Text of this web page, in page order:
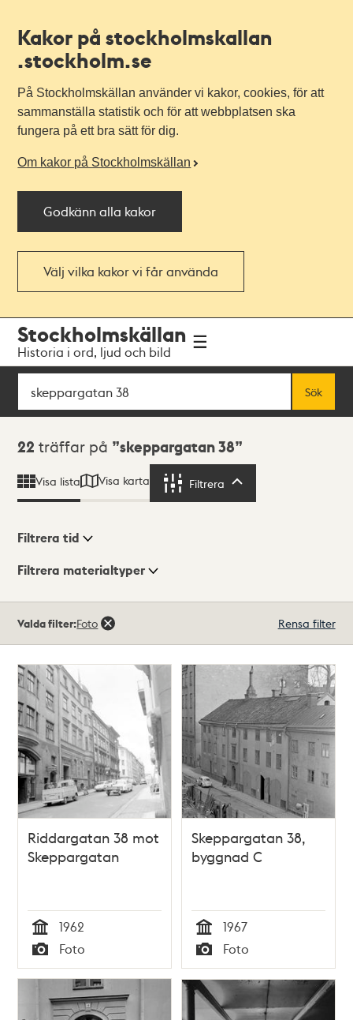
Kakor på stockholmskallan
.stockholm.se
På Stockholmskällan använder vi kakor, cookies, för att
sammanställa statistik och för att webbplatsen ska
fungera på ett bra sätt för dig.
Om kakor på Stockholmskällan
Godkänn alla kakor
Välj vilka kakor vi får använda
navigationen
huvudinnehållet
Stockholmskällan
Historia i ord, ljud och bild
Sök
Sök
Sökresultat
22 träffar på skeppargatan 38
Visa lista Visa karta Filtrera
Visningsläge
Filtrera tid
Filtrera materialtyper
träffar
Valda filter:Foto Rensa filter
Riddargatan 38 mot
Skeppargatan
Tid
1962
Typ
Foto
Skeppargatan 38,
byggnad C
Tid
1967
Typ
Foto